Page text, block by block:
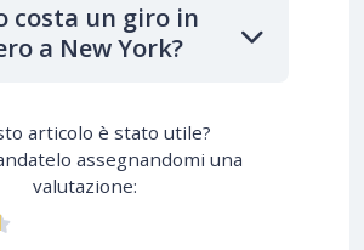
costa un giro in
a New York?
articolo è stato utile?
assegnandomi una
valutazione: